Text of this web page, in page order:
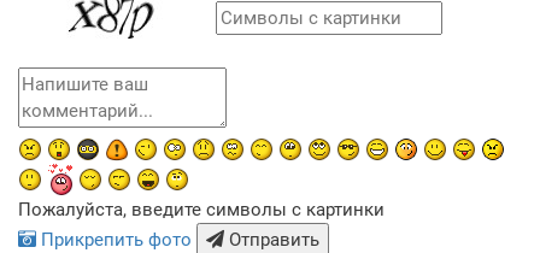
Пожалуйста, введите символы с картинки
Прикрепить фото
Отправить